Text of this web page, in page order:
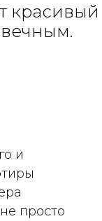
красивый
и
просто